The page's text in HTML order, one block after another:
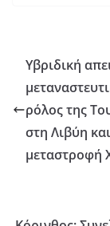
Υβριδική
ρόλος της
στη Λιβύη
μεταστροφή